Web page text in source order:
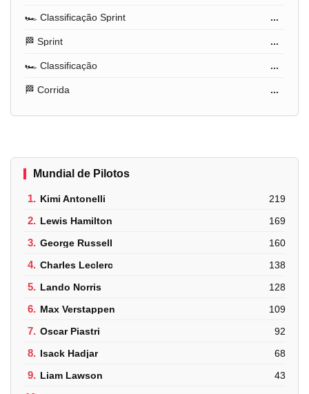
🏎️ Classificação Sprint ...
🏁 Sprint ...
🏎️ Classificação ...
🏁 Corrida ...
Mundial de Pilotos
1. Kimi Antonelli 219
2. Lewis Hamilton 169
3. George Russell 160
4. Charles Leclerc 138
5. Lando Norris 128
6. Max Verstappen 109
7. Oscar Piastri 92
8. Isack Hadjar 68
9. Liam Lawson 43